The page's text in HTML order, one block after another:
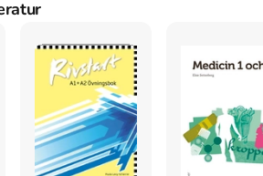
Nights at the Bluebell Inn
at the Bluebell Inn. Hodder &